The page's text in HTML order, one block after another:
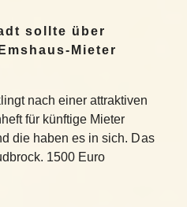
sollte über
Mieter
nach einer attraktiven
für künftige Mieter
die haben es in sich. Das
1500 Euro